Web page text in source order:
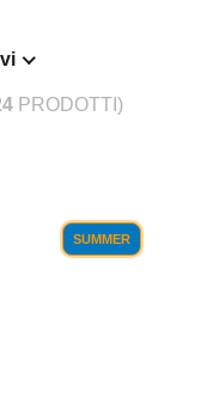
PRODOTTI)
SUMMER